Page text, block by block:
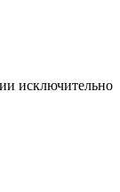
исключительно